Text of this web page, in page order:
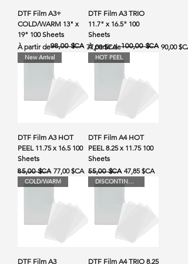
DTF Film A3+
COLD/WARM 13" x
19" 100 Sheets
À partir de
Prix original98,00 $CA 77,00 $CA
Prix promotionnel
DTF Film A3 TRIO
11.7" x 16.5" 100
Sheets
À partir de
Prix original100,00 $CA 90,00 $CA
Prix promotionnel
New Arrival
DTF Film A3 HOT
PEEL 11.75 x 16.5 100
Sheets
Prix original
85,00 $CA Prix promotionnel
77,00 $CA
HOT PEEL
DTF Film A4 HOT
PEEL 8.25 x 11.75 100
Sheets
Prix original
55,00 $CA Prix promotionnel
47,85 $CA
COLD/WARM
DTF Film A3
DISCONTINUED
DTF Film A4 TRIO 8.25